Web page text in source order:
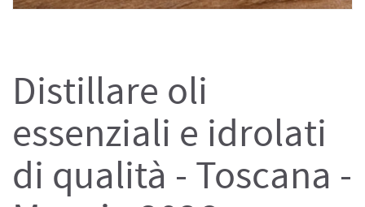
Distillare oli
essenziali e idrolati
di qualità - Toscana -